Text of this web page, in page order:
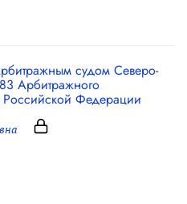
судом Северо-
Арбитражного
Российской Федерации